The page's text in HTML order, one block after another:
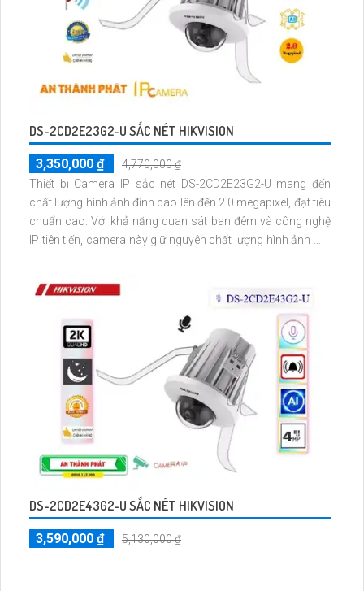
DS-2CD2E23G2-U SẮC NÉT HIKVISION
3,350,000 ₫
4,770,000 ₫
Thiết bị Camera IP sắc nét DS-2CD2E23G2-U mang đến
chất lượng hình ảnh đỉnh cao lên đến 2.0 megapixel, đạt tiêu
chuẩn cao. Với khả năng quan sát ban đêm và công nghệ
IP tiên tiến, camera này giữ nguyên chất lượng hình ảnh mà
DS-2CD2E43G2-U SẮC NÉT HIKVISION
3,590,000 ₫ 5,130,000 ₫